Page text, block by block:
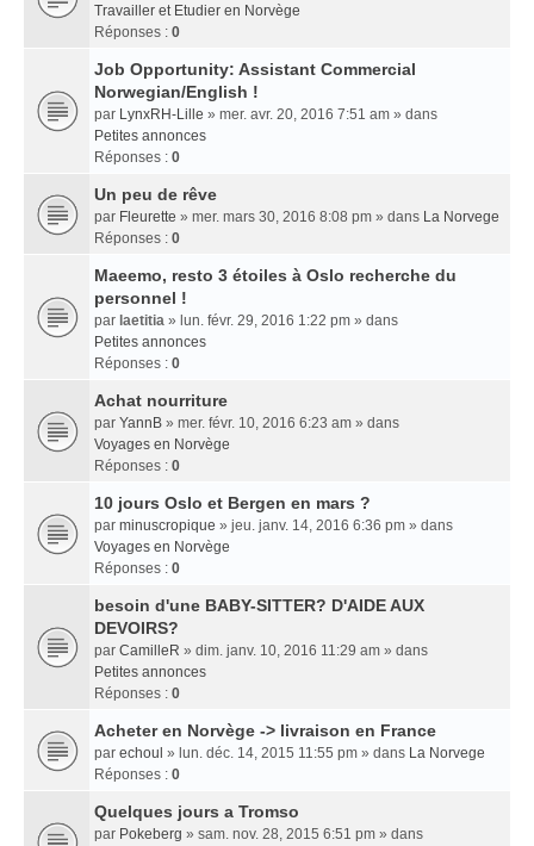
Travailler et Etudier en Norvège
Réponses : 0
Job Opportunity: Assistant Commercial
Norwegian/English !
par LynxRH-Lille » mer. avr. 20, 2016 7:51 am » dans
Petites annonces
Réponses : 0
Un peu de rêve
par Fleurette » mer. mars 30, 2016 8:08 pm » dans La Norvege
Réponses : 0
Maeemo, resto 3 étoiles à Oslo recherche du
personnel !
par laetitia » lun. févr. 29, 2016 1:22 pm » dans
Petites annonces
Réponses : 0
Achat nourriture
par YannB » mer. févr. 10, 2016 6:23 am » dans
Voyages en Norvège
Réponses : 0
10 jours Oslo et Bergen en mars ?
par minuscropique » jeu. janv. 14, 2016 6:36 pm » dans
Voyages en Norvège
Réponses : 0
besoin d'une BABY-SITTER? D'AIDE AUX
DEVOIRS?
par CamilleR » dim. janv. 10, 2016 11:29 am » dans
Petites annonces
Réponses : 0
Acheter en Norvège -> livraison en France
par echoul » lun. déc. 14, 2015 11:55 pm » dans La Norvege
Réponses : 0
Quelques jours a Tromso
par Pokeberg » sam. nov. 28, 2015 6:51 pm » dans